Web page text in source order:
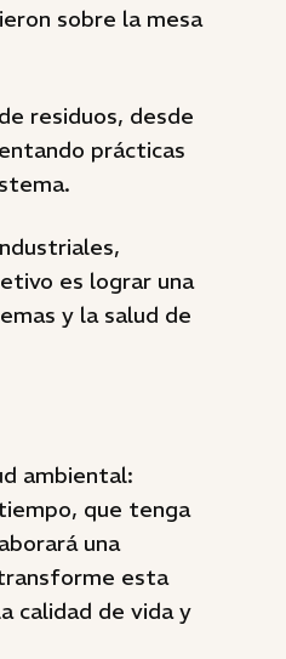
sobre la mesa
residuos, desde
prácticas
es lograr una
y la salud de
ambiental:
que tenga
una
esta
calidad de vida y